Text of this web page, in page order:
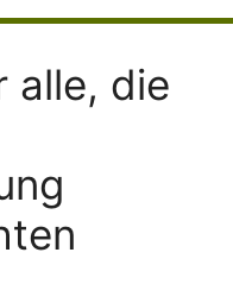
alle, die